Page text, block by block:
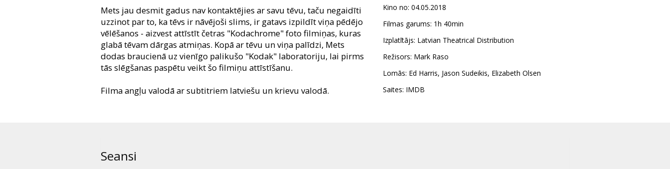
Mets jau desmit gadus nav kontaktējies ar savu tēvu, taču negaidīti
uzzinot par to, ka tēvs ir nāvējoši slims, ir gatavs izpildīt viņa pēdējo
vēlēšanos - aizvest attīstīt četras "Kodachrome" foto filmiņas, kuras
glabā tēvam dārgas atmiņas. Kopā ar tēvu un viņa palīdzi, Mets
dodas braucienā uz vienīgo palikušo "Kodak" laboratoriju, lai pirms
tās slēgšanas paspētu veikt šo filmiņu attīstīšanu.
Filma angļu valodā ar subtitriem latviešu un krievu valodā.
Kino no: 04.05.2018
Filmas garums: 1h 40min
Izplatītājs: Latvian Theatrical Distribution
Režisors: Mark Raso
Lomās: Ed Harris, Jason Sudeikis, Elizabeth Olsen
Saites: IMDB
Seansi